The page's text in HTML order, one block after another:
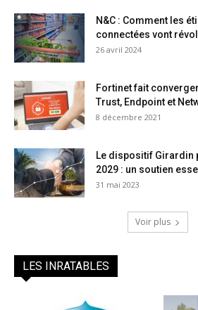
N&C : Comment les
connectées vont
26 avril 2024
Fortinet fait
Trust, Endpoint et
8 décembre 2021
Le dispositif Girardin
2029 : un soutien
31 mai 2023
Voir plus
LES INRATABLES